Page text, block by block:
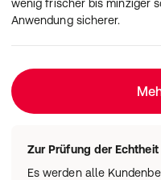
Gebrauchsfertige
pH: 4,5
wenig frischer bis minziger
Anwendung sicherer.
Zur Prüfung der Echtheit
Es werden alle